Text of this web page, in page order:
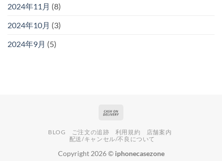
2024年11月 (8)
2024年10月 (3)
2024年9月 (5)
Delivery
BLOG ご注文の追跡 利用規約
店舗案内
配送/キャンセル/不良について
Copyright 2026 © iphonecasezone